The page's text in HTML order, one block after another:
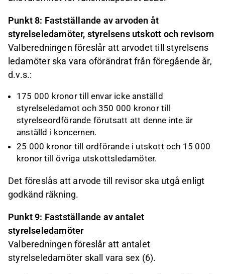
Punkt 8: Fastställande av arvoden åt
styrelseledamöter, styrelsens utskott och revisorn
Valberedningen föreslår att arvodet till styrelsens
ledamöter ska vara oförändrat från föregående år,
d.v.s.:
175 000 kronor till envar icke anställd
styrelseledamot och 350 000 kronor till
styrelseordförande förutsatt att denne inte är
anställd i koncernen.
25 000 kronor till ordförande i utskott och 15 000
kronor till övriga utskottsledamöter.
Det föreslås att arvode till revisor ska utgå enligt
godkänd räkning.
Punkt 9: Fastställande av antalet
styrelseledamöter
Valberedningen föreslår att antalet
styrelseledamöter skall vara sex (6).